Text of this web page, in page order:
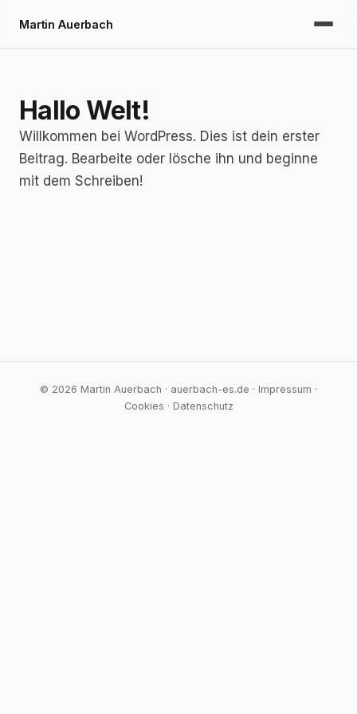
Martin Auerbach
Hallo Welt!
Willkommen bei WordPress. Dies ist dein erster
Beitrag. Bearbeite oder lösche ihn und beginne
mit dem Schreiben!
© 2026 Martin Auerbach · auerbach-es.de · Impressum ·
Cookies · Datenschutz